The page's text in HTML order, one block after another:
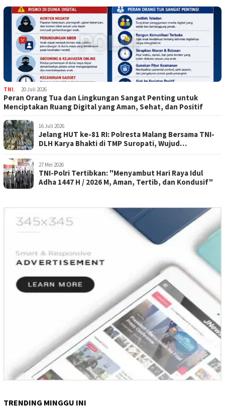
TNI 20 Juli 2026
Peran Orang Tua dan Lingkungan Sangat Penting untuk
Menciptakan Ruang Digital yang Aman, Sehat, dan Positif
16 Juli 2026
Jelang HUT ke-81 RI: Polresta Malang Bersama TNI-
DLH Karya Bhakti di TMP Suropati, Wujud
27 Mei 2026
TNI-Polri Tertibkan: "Menyambut Hari Raya Idul
Adha 1447 H / 2026 M, Aman, Tertib, dan Kondusif"
TRENDING MINGGU INI